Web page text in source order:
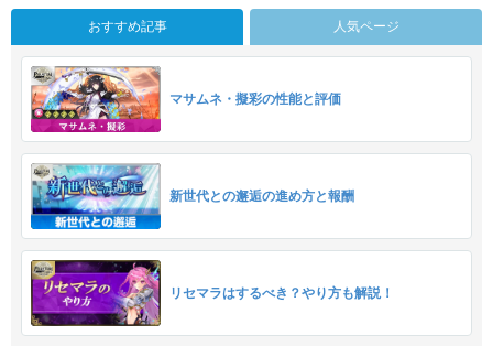
おすすめ記事 人気ページ
マサムネ・擬彩の性能と評価
新世代との邂逅の進め方と報酬
リセマラはするべき？やり方も解説！